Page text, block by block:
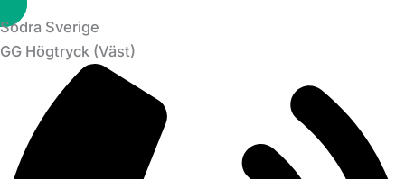
Södra Sverige
GG Högtryck (Väst)